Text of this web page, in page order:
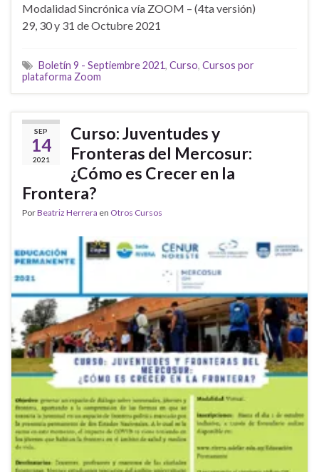
Modalidad Sincrónica vía ZOOM – (4ta versión)
29, 30 y 31 de Octubre 2021
Boletín 9 - Septiembre 2021, Curso, Cursos por
plataforma Zoom
SEP
14
2021
Curso: Juventudes y
Fronteras del Mercosur:
¿Cómo es Crecer en la
Frontera?
PorBeatriz Herrera en Otros Cursos